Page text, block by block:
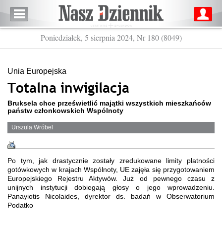
Poniedziałek, 5 sierpnia 2024, Nr 180 (8049)
Unia Europejska
Totalna inwigilacja
Bruksela chce prześwietlić majątki wszystkich mieszkańców
państw członkowskich Wspólnoty
Urszula Wróbel
Po tym, jak drastycznie zostały zredukowane limity płatności
gotówkowych w krajach Wspólnoty, UE zajęła się przygotowaniem
Europejskiego Rejestru Aktywów. Już od pewnego czasu z
unijnych instytucji dobiegają głosy o jego wprowadzeniu.
Panayiotis Nicolaides, dyrektor ds. badań w Obserwatorium
Podatko